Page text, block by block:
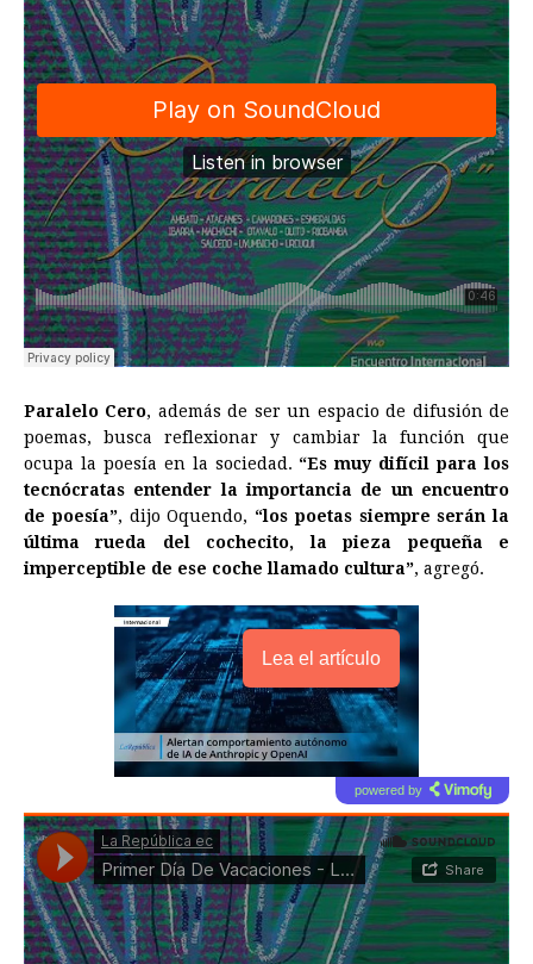
Paralelo Cero, además de ser un espacio de difusión de
poemas, busca reflexionar y cambiar la función que
ocupa la poesía en la sociedad. “Es muy difícil para los
tecnócratas entender la importancia de un encuentro
de poesía”, dijo Oquendo, “los poetas siempre serán la
última rueda del cochecito, la pieza pequeña e
imperceptible de ese coche llamado cultura”, agregó.
Lea el artículo
powered by